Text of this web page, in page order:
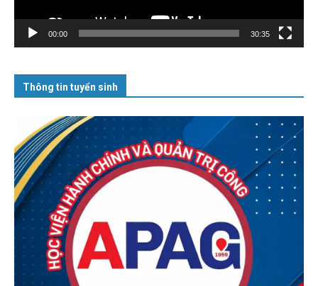
00:00 30:35
Thông tin tuyển sinh